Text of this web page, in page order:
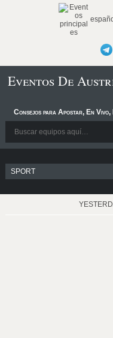
Eventos De
Consejos para Apostar, En Vivo,